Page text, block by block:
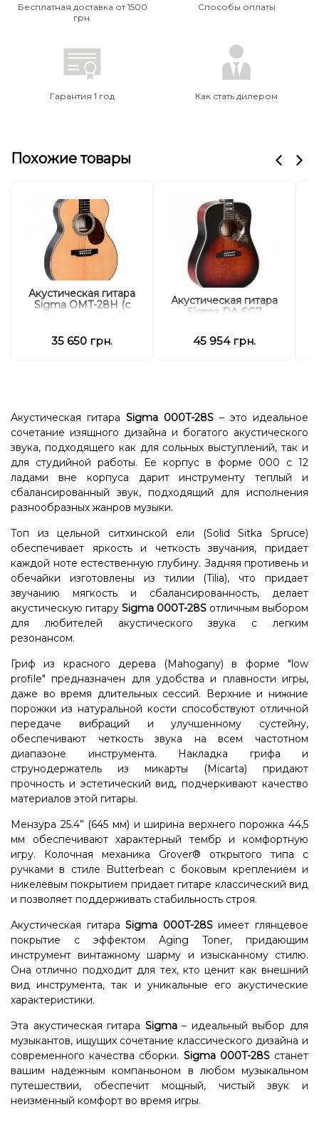
Бесплатная доставка от 1500
грн.
Способы оплаты
Гарантия 1 год Как стать дилером
Похожие товары
Акустическая гитара
Sigma OMT-28H (с
35 650 грн.
Акустическая гитара
Sigma DA-SG7
45 954 грн.
Акустическая гитара Sigma 000T-28S – это идеальное
сочетание изящного дизайна и богатого акустического
звука, подходящего как для сольных выступлений, так и
для студийной работы. Ее корпус в форме 000 с 12
ладами вне корпуса дарит инструменту теплый и
сбалансированный звук, подходящий для исполнения
разнообразных жанров музыки.
Топ из цельной ситхинской ели (Solid Sitka Spruce)
обеспечивает яркость и четкость звучания, придает
каждой ноте естественную глубину. Задняя противень и
обечайки изготовлены из тилии (Tilia), что придает
звучанию мягкость и сбалансированность, делает
акустическую гитару Sigma 000T-28S отличным выбором
для любителей акустического звука с легким
резонансом.
Гриф из красного дерева (Mahogany) в форме "low
profile" предназначен для удобства и плавности игры,
даже во время длительных сессий. Верхние и нижние
порожки из натуральной кости способствуют отличной
передаче вибраций и улучшенному сустейну,
обеспечивают четкость звука на всем частотном
диапазоне инструмента. Накладка грифа и
струнодержатель из микарты (Micarta) придают
прочность и эстетический вид, подчеркивают качество
материалов этой гитары.
Мензура 25.4” (645 мм) и ширина верхнего порожка 44,5
мм обеспечивают характерный тембр и комфортную
игру. Колочная механика Grover® открытого типа с
ручками в стиле Butterbean с боковым креплением и
никелевым покрытием придает гитаре классический вид
и позволяет поддерживать стабильность строя.
Акустическая гитараSigma 000T-28Sимеет глянцевое
покрытие с эффектом Aging Toner, придающим
инструмент винтажному шарму и изысканному стилю.
Она отлично подходит для тех, кто ценит как внешний
вид инструмента, так и уникальные его акустические
характеристики.
Эта акустическая гитара Sigma– идеальный выбор для
музыкантов, ищущих сочетание классического дизайна и
современного качества сборки. Sigma 000T-28Sстанет
вашим надежным компаньоном в любом музыкальном
путешествии, обеспечит мощный, чистый звук и
неизменный комфорт во время игры.